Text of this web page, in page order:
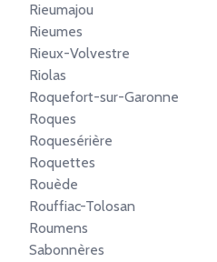
Rieumajou
Rieumes
Rieux-Volvestre
Riolas
Roquefort-sur-Garonne
Roques
Roquesérière
Roquettes
Rouède
Rouffiac-Tolosan
Roumens
Sabonnères